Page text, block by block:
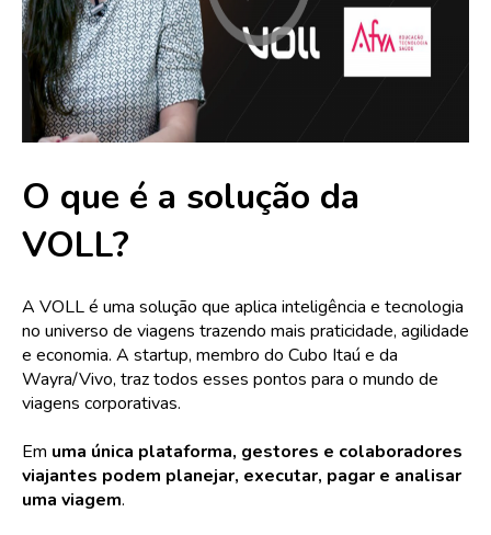
O que é a solução da
VOLL?
A VOLL é uma solução que aplica inteligência e tecnologia
no universo de viagens trazendo mais praticidade, agilidade
e economia. A startup, membro do Cubo Itaú e da
Wayra/Vivo, traz todos esses pontos para o mundo de
viagens corporativas.
Em uma única plataforma, gestores e colaboradores
viajantes podem planejar, executar, pagar e analisar
uma viagem.